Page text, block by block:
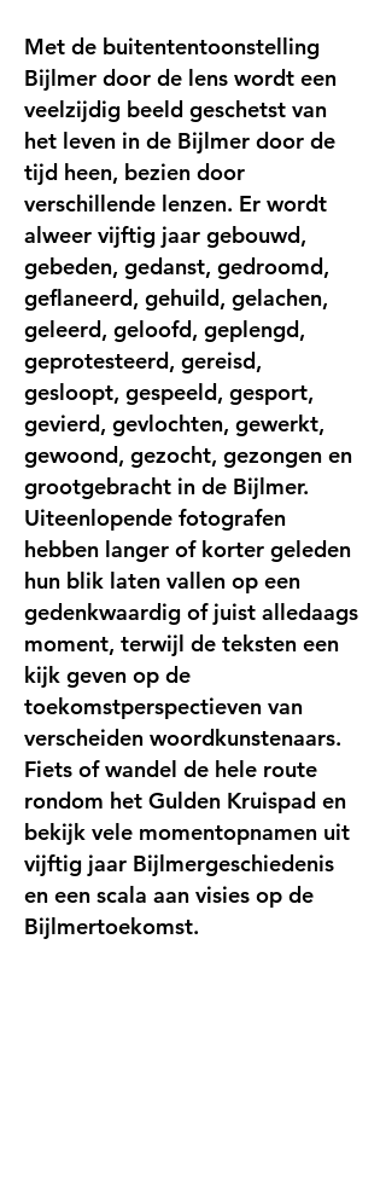
Met de buitententoonstelling
Bijlmer door de lens wordt een
veelzijdig beeld geschetst van
het leven in de Bijlmer door de
tijd heen, bezien door
verschillende lenzen. Er wordt
alweer vijftig jaar gebouwd,
gebeden, gedanst, gedroomd,
geflaneerd, gehuild, gelachen,
geleerd, geloofd, geplengd,
geprotesteerd, gereisd,
gesloopt, gespeeld, gesport,
gevierd, gevlochten, gewerkt,
gewoond, gezocht, gezongen en
grootgebracht in de Bijlmer.
Uiteenlopende fotografen
hebben langer of korter geleden
hun blik laten vallen op een
gedenkwaardig of juist alledaags
moment, terwijl de teksten een
kijk geven op de
toekomstperspectieven van
verscheiden woordkunstenaars.
Fiets of wandel de hele route
rondom het Gulden Kruispad en
bekijk vele momentopnamen uit
vijftig jaar Bijlmergeschiedenis
en een scala aan visies op de
Bijlmertoekomst.